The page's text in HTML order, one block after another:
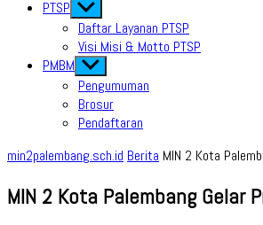
PTSP Show
sub
menu
Daftar Layanan PTSP
Visi Misi & Motto PTSP
PMBM Show
sub
menu
Pengumuman
Brosur
Pendaftaran
min2palembang.sch.id Berita MIN 2 Kota
MIN 2 Kota Palembang Gelar